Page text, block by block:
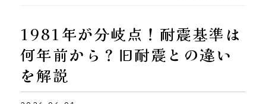
1981年が分岐点！耐震基準は
何年前から？旧耐震との違い
を解説